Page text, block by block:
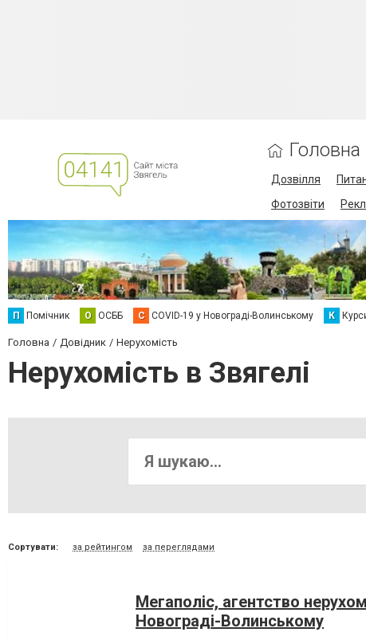
Головна
Дозвілля
Фотозвіти
П Помічник О ОСББ C COVID-19 у Новограді-Волинському К
Головна Довідник Нерухомість
Нерухомість в Звягелі
Сортувати: за рейтингом за переглядами
Мегаполіс, агентство
Новограді-Волинському